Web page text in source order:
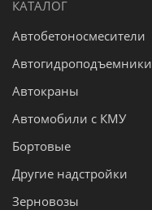
КАТАЛОГ
Автобетоносмесители
Автогидроподъемники
Автокраны
Автомобили с КМУ
Бортовые
Другие надстройки
Зерновозы